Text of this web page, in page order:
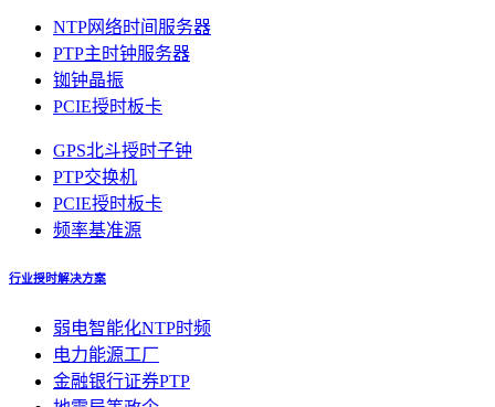
NTP网络时间服务器
PTP主时钟服务器
铷钟晶振
PCIE授时板卡
GPS北斗授时子钟
PTP交换机
PCIE授时板卡
频率基准源
行业授时解决方案
弱电智能化NTP时频
电力能源工厂
金融银行证券PTP